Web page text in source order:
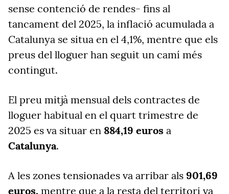
sense contenció de rendes- fins al
tancament del 2025, la inflació acumulada a
Catalunya se situa en el 4,1%, mentre que els
preus del lloguer han seguit un camí més
contingut.
El preu mitjà mensual dels contractes de
lloguer habitual en el quart trimestre de
2025 es va situar en 884,19 euros a
Catalunya.
A les zones tensionades va arribar als 901,69
euros, mentre que a la resta del territori va